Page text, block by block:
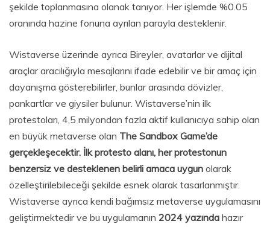
şekilde toplanmasına olanak tanıyor. Her işlemde %0.05
oranında hazine fonuna ayrılan parayla desteklenir.
Wistaverse üzerinde ayrıca Bireyler, avatarlar ve dijital
araçlar aracılığıyla mesajlarını ifade edebilir ve bir amaç için
dayanışma gösterebilirler, bunlar arasında dövizler,
pankartlar ve giysiler bulunur. Wistaverse’nin ilk
protestoları, 4,5 milyondan fazla aktif kullanıcıya sahip olan
en büyük metaverse olan The Sandbox Game’de
gerçekleşecektir. İlk protesto alanı, her protestonun
benzersiz ve desteklenen belirli amaca uygun olarak
özelleştirilebileceği şekilde esnek olarak tasarlanmıştır.
Wistaverse ayrıca kendi bağımsız metaverse uygulamasını
geliştirmektedir ve bu uygulamanın 2024 yazında hazır